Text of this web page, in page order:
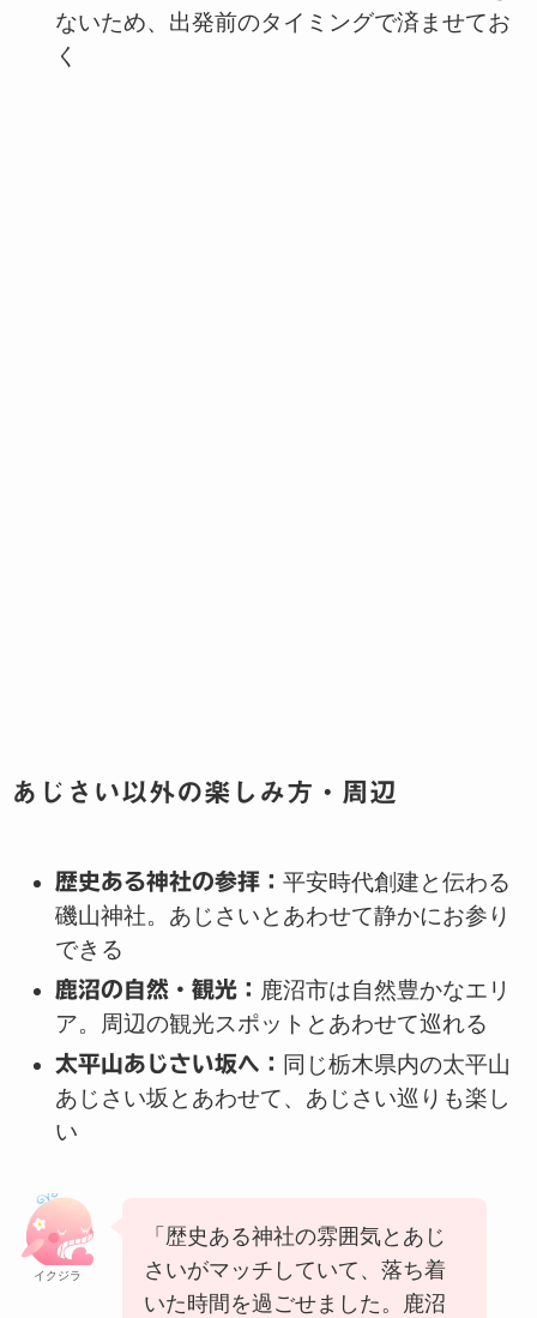
ないため、出発前のタイミングで済ませてお
く
あじさい以外の楽しみ方・周辺
歴史ある神社の参拝：平安時代創建と伝わる
磯山神社。あじさいとあわせて静かにお参り
できる
鹿沼の自然・観光： 鹿沼市は自然豊かなエリ
ア。周辺の観光スポットとあわせて巡れる
太平山あじさい坂へ： 同じ栃木県内の太平山
あじさい坂とあわせて、あじさい巡りも楽し
い
イクジラ
「歴史ある神社の雰囲気とあじ
さいがマッチしていて、落ち着
いた時間を過ごせました。鹿沼